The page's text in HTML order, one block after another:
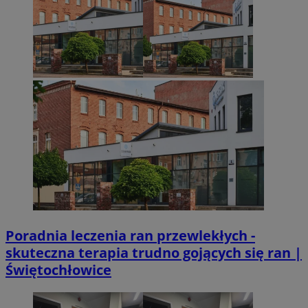
Poradnia leczenia ran przewlekłych -
skuteczna terapia trudno gojących się ran |
Świętochłowice
VISITOR_PRIVACY_METADATA
YouTube
.youtube.com
CookieScriptConsent